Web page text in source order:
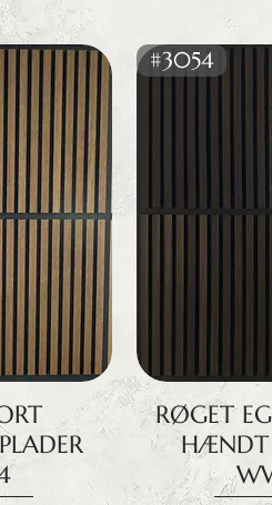
#3054
RØGET
HÆNDT